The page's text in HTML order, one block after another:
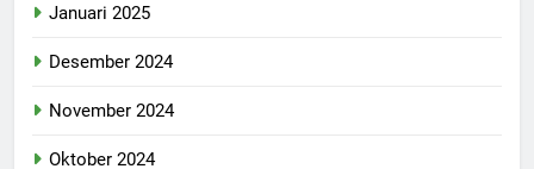
Januari 2025
Desember 2024
November 2024
Oktober 2024